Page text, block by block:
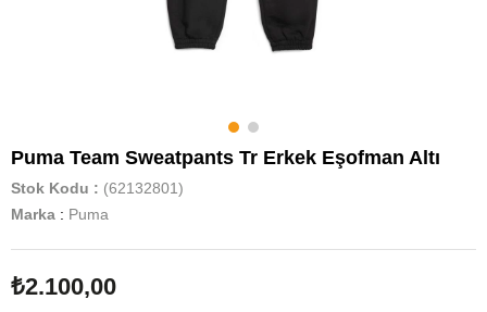
Puma Team Sweatpants Tr Erkek Eşofman Altı
Stok Kodu
(62132801)
Marka : Puma
₺2.100,00